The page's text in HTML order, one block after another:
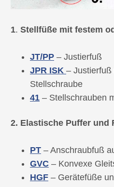
1. Stellfüße mit festem
JT/PP – Justierfuß
JPR ISK – Justierfuß
Stellschraube
41 – Stellschrauben
2. Elastische Puffer und
PT – Anschraubfuß
GVC – Konvexe
HGF – Gerätefüße